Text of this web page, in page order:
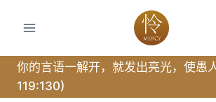
你的言语一解开，就发出亮光，使愚
119:130)